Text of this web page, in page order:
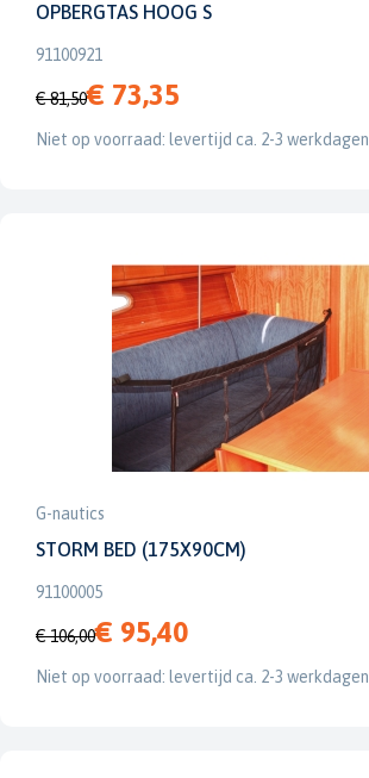
OPBERGTAS HOOG S
91100921
€ 81,50€ 73,35
Niet op voorraad: levertijd ca. 2-3 werkdagen
G-nautics
STORM BED (175X90CM)
91100005
€ 106,00€ 95,40
Niet op voorraad: levertijd ca. 2-3 werkdagen